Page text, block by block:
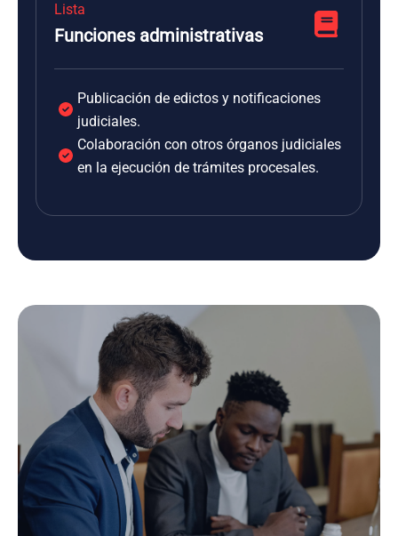
Lista
Funciones administrativas
Publicación de edictos y notificaciones
judiciales.
Colaboración con otros órganos judiciales
en la ejecución de trámites procesales.